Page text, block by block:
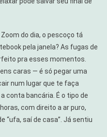
Destinos
Relaxar
No
Fim
De
Semana
do dia, o pescoço tá
pela janela? As fugas de
pra esses momentos.
caras — é só pegar uma
num lugar que te faça
conta bancária. É o tipo de
com direito a ar puro,
“ufa, saí de casa”. Já sentiu